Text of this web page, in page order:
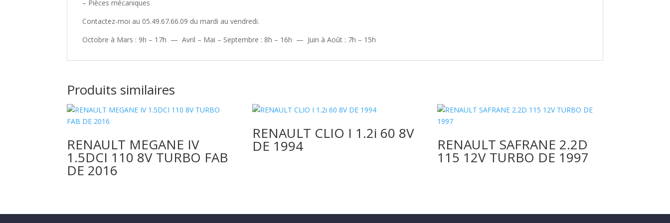
– Pièces mécaniques
Contactez-moi au 05.49.67.66.09 du mardi au vendredi.
Octobre à Mars : 9h – 17h — Avril – Mai – Septembre : 8h – 16h — Juin à Août : 7h – 15h
Produits similaires
RENAULT MEGANE IV
1.5DCI 110 8V TURBO FAB
DE 2016
RENAULT CLIO I 1.2i 60 8V
DE 1994 RENAULT SAFRANE 2.2D
115 12V TURBO DE 1997